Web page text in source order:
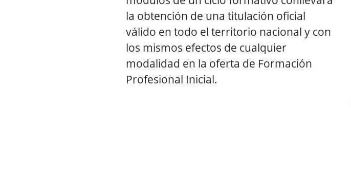
la obtención de una titulación oficial
válido en todo el territorio nacional y con
los mismos efectos de cualquier
modalidad en la oferta de Formación
Profesional Inicial.